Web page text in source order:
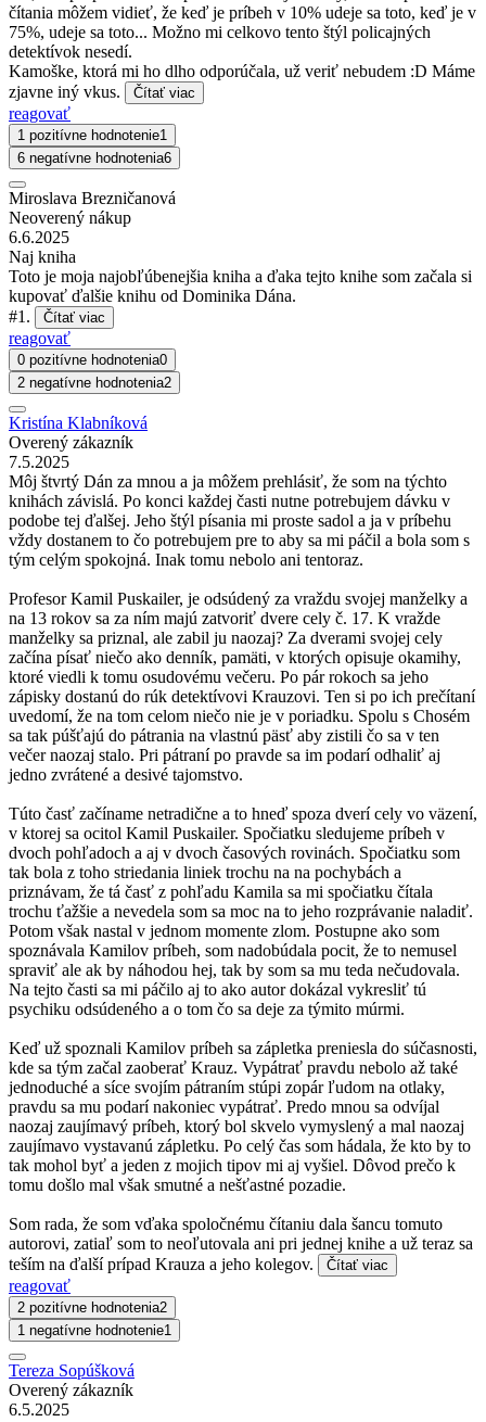
čítania môžem vidieť, že keď je príbeh v 10% udeje sa toto, keď je v
75%, udeje sa toto... Možno mi celkovo tento štýl policajných
detektívok nesedí.
Kamoške, ktorá mi ho dlho odporúčala, už veriť nebudem :D Máme
zjavne iný vkus.
Čítať viac
reagovať
1 pozitívne hodnotenie1
6 negatívne hodnotenia6
Miroslava Brezničanová
Neoverený nákup
6.6.2025
Naj kniha
Toto je moja najobľúbenejšia kniha a ďaka tejto knihe som začala si
kupovať ďalšie knihu od Dominika Dána.
#1.
Čítať viac
reagovať
0 pozitívne hodnotenia0
2 negatívne hodnotenia2
Kristína Klabníková
Overený zákazník
7.5.2025
Môj štvrtý Dán za mnou a ja môžem prehlásiť, že som na týchto
knihách závislá. Po konci každej časti nutne potrebujem dávku v
podobe tej ďalšej. Jeho štýl písania mi proste sadol a ja v príbehu
vždy dostanem to čo potrebujem pre to aby sa mi páčil a bola som s
tým celým spokojná. Inak tomu nebolo ani tentoraz.
Profesor Kamil Puskailer, je odsúdený za vraždu svojej manželky a
na 13 rokov sa za ním majú zatvoriť dvere cely č. 17. K vražde
manželky sa priznal, ale zabil ju naozaj? Za dverami svojej cely
začína písať niečo ako denník, pamäti, v ktorých opisuje okamihy,
ktoré viedli k tomu osudovému večeru. Po pár rokoch sa jeho
zápisky dostanú do rúk detektívovi Krauzovi. Ten si po ich prečítaní
uvedomí, že na tom celom niečo nie je v poriadku. Spolu s Chosém
sa tak púšťajú do pátrania na vlastnú päsť aby zistili čo sa v ten
večer naozaj stalo. Pri pátraní po pravde sa im podarí odhaliť aj
jedno zvrátené a desivé tajomstvo.
Túto časť začíname netradične a to hneď spoza dverí cely vo väzení,
v ktorej sa ocitol Kamil Puskailer. Spočiatku sledujeme príbeh v
dvoch pohľadoch a aj v dvoch časových rovinách. Spočiatku som
tak bola z toho striedania liniek trochu na na pochybách a
priznávam, že tá časť z pohľadu Kamila sa mi spočiatku čítala
trochu ťažšie a nevedela som sa moc na to jeho rozprávanie naladiť.
Potom však nastal v jednom momente zlom. Postupne ako som
spoznávala Kamilov príbeh, som nadobúdala pocit, že to nemusel
spraviť ale ak by náhodou hej, tak by som sa mu teda nečudovala.
Na tejto časti sa mi páčilo aj to ako autor dokázal vykresliť tú
psychiku odsúdeného a o tom čo sa deje za týmito múrmi.
Keď už spoznali Kamilov príbeh sa zápletka preniesla do súčasnosti,
kde sa tým začal zaoberať Krauz. Vypátrať pravdu nebolo až také
jednoduché a síce svojím pátraním stúpi zopár ľudom na otlaky,
pravdu sa mu podarí nakoniec vypátrať. Predo mnou sa odvíjal
naozaj zaujímavý príbeh, ktorý bol skvelo vymyslený a mal naozaj
zaujímavo vystavanú zápletku. Po celý čas som hádala, že kto by to
tak mohol byť a jeden z mojich tipov mi aj vyšiel. Dôvod prečo k
tomu došlo mal však smutné a nešťastné pozadie.
Som rada, že som vďaka spoločnému čítaniu dala šancu tomuto
autorovi, zatiaľ som to neoľutovala ani pri jednej knihe a už teraz sa
teším na ďalší prípad Krauza a jeho kolegov.
Čítať viac
reagovať
2 pozitívne hodnotenia2
1 negatívne hodnotenie1
Tereza Sopúšková
Overený zákazník
6.5.2025